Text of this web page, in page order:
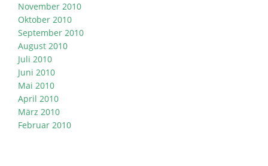
November 2010
Oktober 2010
September 2010
August 2010
Juli 2010
Juni 2010
Mai 2010
April 2010
März 2010
Februar 2010